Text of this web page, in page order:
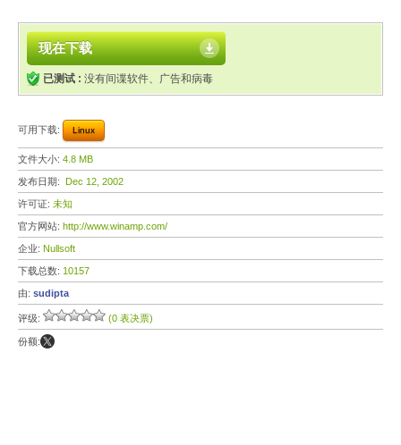
现在下载
已测试 : 没有间谍软件、广告和病毒
可用下载: Linux
文件大小: 4.8 MB
发布日期: Dec 12, 2002
许可证: 未知
官方网站: http://www.winamp.com/
企业: Nullsoft
下载总数: 10157
由: sudipta
评级: (0 表决票)
份额: